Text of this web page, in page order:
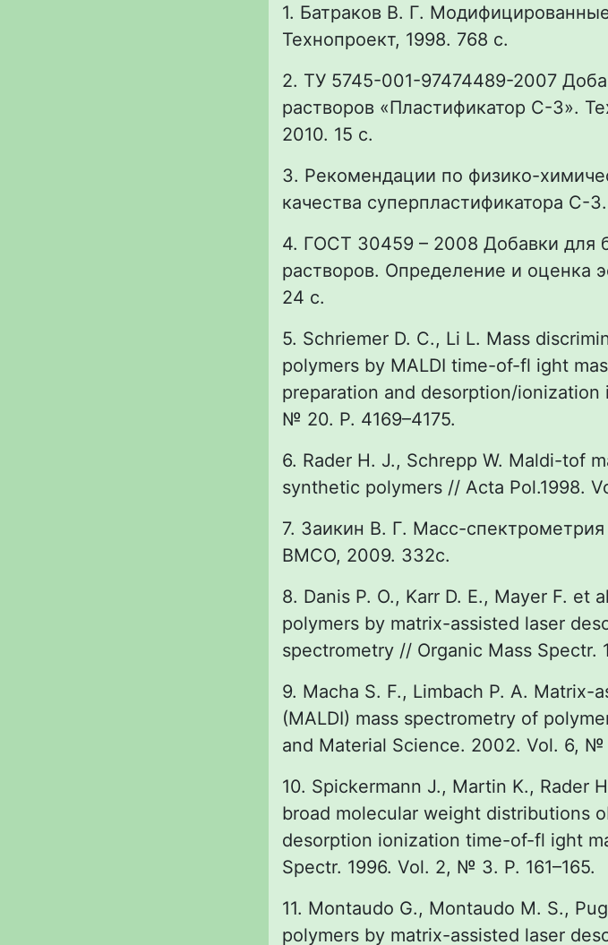
1. Батраков В. Г.
Технопроект, 1998. 768 с.
2. ТУ 5745-001-97474489-2007
растворов «Пластификатор С-3».
2010. 15 с.
3. Рекомендации по физико-
качества суперпластификатора
4. ГОСТ 30459 – 2008 Добавки для
растворов. Определение и
24 с.
5. Schriemer D. C., Li L. Mass
polymers by MALDI time-of-fl ight
preparation and desorption/ionization
№ 20. P. 4169–4175.
6. Rader H. J., Schrepp W. Maldi-tof
synthetic polymers // Acta Pol.1998.
7. Заикин В. Г. Масс-
ВМСО, 2009. 332с.
8. Danis P. O., Karr D. E., Mayer F. et
polymers by matrix-assisted laser
spectrometry // Organic Mass Spectr.
9. Macha S. F., Limbach P. A.
(MALDI) mass spectrometry of
and Material Science. 2002. Vol. 6, №
10. Spickermann J., Martin K., Rader
broad molecular weight distributions
desorption ionization time-of-fl ight
Spectr. 1996. Vol. 2, № 3. P. 161–165.
11. Montaudo G., Montaudo M. S.,
polymers by matrix-assisted laser